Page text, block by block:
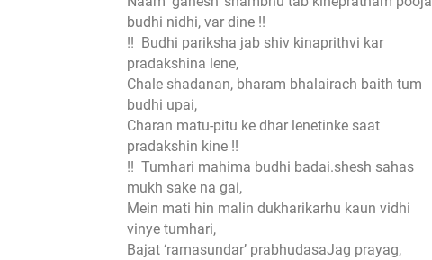
budhi nidhi, var dine !!
!! Budhi pariksha jab shiv kinaprithvi kar
pradakshina lene,
Chale shadanan, bharam bhalairach baith tum
budhi upai,
Charan matu-pitu ke dhar lenetinke saat
pradakshin kine !!
!! Tumhari mahima budhi badai.shesh sahas
mukh sake na gai,
Mein mati hin malin dukharikarhu kaun vidhi
vinye tumhari,
Bajat ‘ramasundar’ prabhudasaJag prayag,